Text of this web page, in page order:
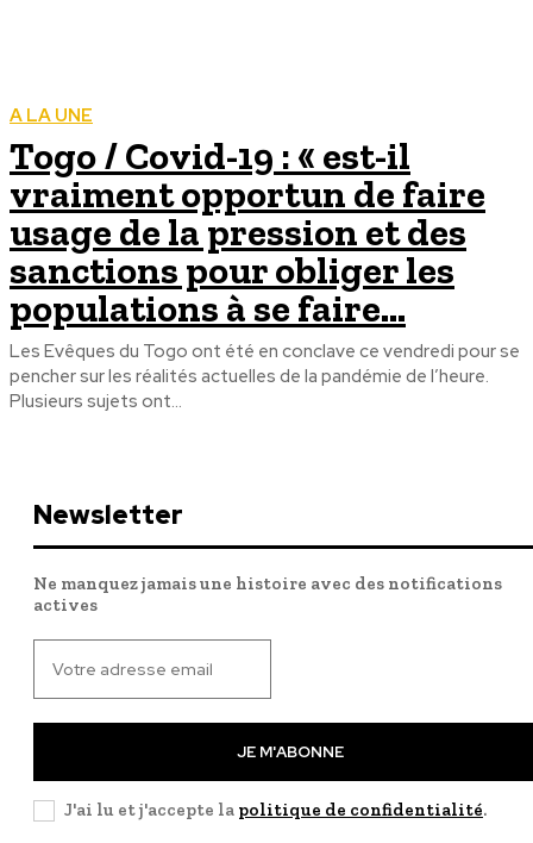
A LA UNE
Togo / Covid-19 : « est-il
vraiment opportun de faire
usage de la pression et des
sanctions pour obliger les
populations à se faire...
Les Evêques du Togo ont été en conclave ce vendredi pour se
pencher sur les réalités actuelles de la pandémie de l’heure.
Plusieurs sujets ont...
Newsletter
Ne manquez jamais une histoire avec des notifications
actives
JE M'ABONNE
J'ai lu et j'accepte la politique de confidentialité.